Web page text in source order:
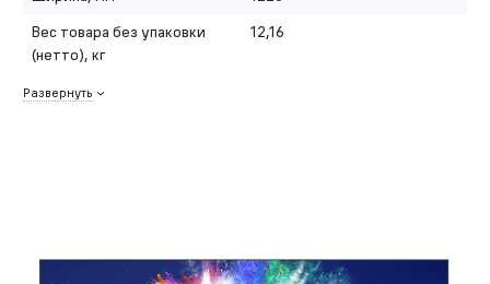
Вес товара без упаковки
(нетто), кг
12,16
Развернуть